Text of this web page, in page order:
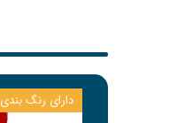
دارای رنگ بندی